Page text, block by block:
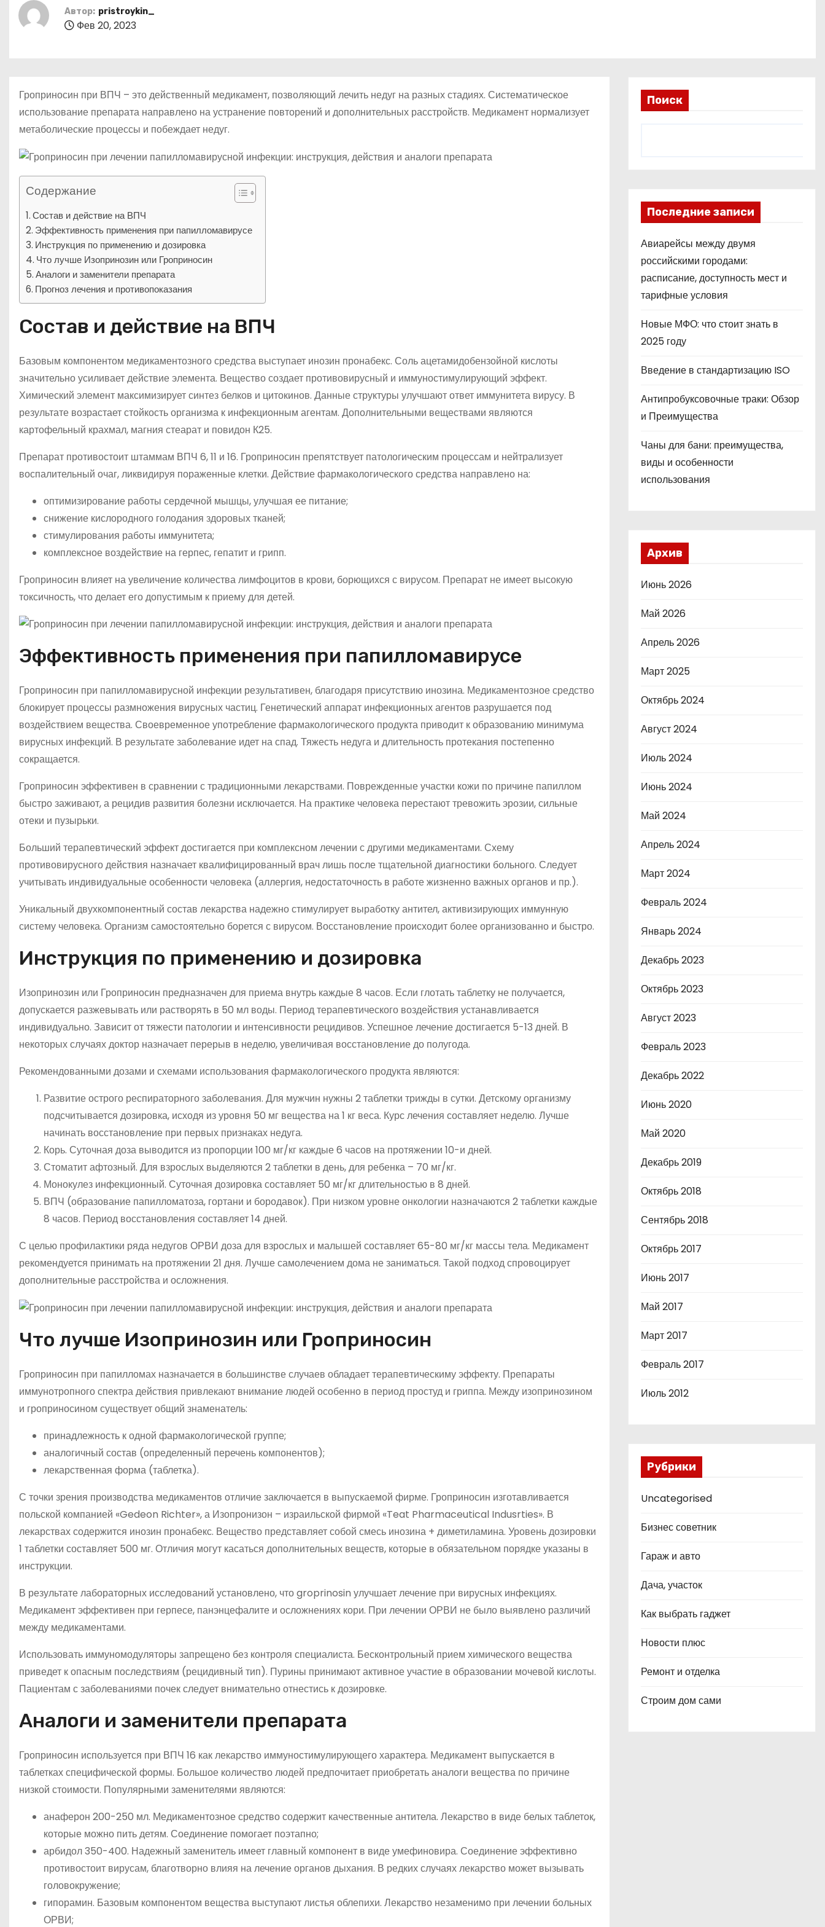
Автор: pristroykin_
Фев 20, 2023
Гроприносин при ВПЧ – это действенный медикамент, позволяющий лечить недуг на разных стадиях. Систематическое
использование препарата направлено на устранение повторений и дополнительных расстройств. Медикамент нормализует
метаболические процессы и побеждает недуг.
Содержание
Состав и действие на ВПЧ
Эффективность применения при папилломавирусе
Инструкция по применению и дозировка
Что лучше Изопринозин или Гроприносин
Аналоги и заменители препарата
Прогноз лечения и противопоказания
Состав и действие на ВПЧ
Базовым компонентом медикаментозного средства выступает инозин пронабекс. Соль ацетамидобензойной кислоты
значительно усиливает действие элемента. Вещество создает противовирусный и иммуностимулирующий эффект.
Химический элемент максимизирует синтез белков и цитокинов. Данные структуры улучшают ответ иммунитета вирусу. В
результате возрастает стойкость организма к инфекционным агентам. Дополнительными веществами являются
картофельный крахмал, магния стеарат и повидон К25.
Препарат противостоит штаммам ВПЧ 6, 11 и 16. Гроприносин препятствует патологическим процессам и нейтрализует
воспалительный очаг, ликвидируя пораженные клетки. Действие фармакологического средства направлено на:
оптимизирование работы сердечной мышцы, улучшая ее питание;
снижение кислородного голодания здоровых тканей;
стимулирования работы иммунитета;
комплексное воздействие на герпес, гепатит и грипп.
Гроприносин влияет на увеличение количества лимфоцитов в крови, борющихся с вирусом. Препарат не имеет высокую
токсичность, что делает его допустимым к приему для детей.
Эффективность применения при папилломавирусе
Гроприносин при папилломавирусной инфекции результативен, благодаря присутствию инозина. Медикаментозное средство
блокирует процессы размножения вирусных частиц. Генетический аппарат инфекционных агентов разрушается под
воздействием вещества. Своевременное употребление фармакологического продукта приводит к образованию минимума
вирусных инфекций. В результате заболевание идет на спад. Тяжесть недуга и длительность протекания постепенно
сокращается.
Гроприносин эффективен в сравнении с традиционными лекарствами. Поврежденные участки кожи по причине папиллом
быстро заживают, а рецидив развития болезни исключается. На практике человека перестают тревожить эрозии, сильные
отеки и пузырьки.
Больший терапевтический эффект достигается при комплексном лечении с другими медикаментами. Схему
противовирусного действия назначает квалифицированный врач лишь после тщательной диагностики больного. Следует
учитывать индивидуальные особенности человека (аллергия, недостаточность в работе жизненно важных органов и пр.).
Уникальный двухкомпонентный состав лекарства надежно стимулирует выработку антител, активизирующих иммунную
систему человека. Организм самостоятельно борется с вирусом. Восстановление происходит более организованно и быстро.
Инструкция по применению и дозировка
Изопринозин или Гроприносин предназначен для приема внутрь каждые 8 часов. Если глотать таблетку не получается,
допускается разжевывать или растворять в 50 мл воды. Период терапевтического воздействия устанавливается
индивидуально. Зависит от тяжести патологии и интенсивности рецидивов. Успешное лечение достигается 5-13 дней. В
некоторых случаях доктор назначает перерыв в неделю, увеличивая восстановление до полугода.
Рекомендованными дозами и схемами использования фармакологического продукта являются:
Развитие острого респираторного заболевания. Для мужчин нужны 2 таблетки трижды в сутки. Детскому организму
подсчитывается дозировка, исходя из уровня 50 мг вещества на 1 кг веса. Курс лечения составляет неделю. Лучше
начинать восстановление при первых признаках недуга.
Корь. Суточная доза выводится из пропорции 100 мг/кг каждые 6 часов на протяжении 10-и дней.
Стоматит афтозный. Для взрослых выделяются 2 таблетки в день, для ребенка – 70 мг/кг.
Монокулез инфекционный. Суточная дозировка составляет 50 мг/кг длительностью в 8 дней.
ВПЧ (образование папилломатоза, гортани и бородавок). При низком уровне онкологии назначаются 2 таблетки каждые
8 часов. Период восстановления составляет 14 дней.
С целью профилактики ряда недугов ОРВИ доза для взрослых и малышей составляет 65-80 мг/кг массы тела. Медикамент
рекомендуется принимать на протяжении 21 дня. Лучше самолечением дома не заниматься. Такой подход спровоцирует
дополнительные расстройства и осложнения.
Что лучше Изопринозин или Гроприносин
Гроприносин при папилломах назначается в большинстве случаев обладает терапевтическиму эффекту. Препараты
иммунотропного спектра действия привлекают внимание людей особенно в период простуд и гриппа. Между изопринозином
и гроприносином существует общий знаменатель:
принадлежность к одной фармакологической группе;
аналогичный состав (определенный перечень компонентов);
лекарственная форма (таблетка).
С точки зрения производства медикаментов отличие заключается в выпускаемой фирме. Гроприносин изготавливается
польской компанией «Gedeon Richter», а Изопронизон – израильской фирмой «Teat Pharmaceutical Indusrties». В
лекарствах содержится инозин пронабекс. Вещество представляет собой смесь инозина + диметиламина. Уровень дозировки
1 таблетки составляет 500 мг. Отличия могут касаться дополнительных веществ, которые в обязательном порядке указаны в
инструкции.
В результате лабораторных исследований установлено, что groprinosin улучшает лечение при вирусных инфекциях.
Медикамент эффективен при герпесе, панэнцефалите и осложнениях кори. При лечении ОРВИ не было выявлено различий
между медикаментами.
Использовать иммуномодуляторы запрещено без контроля специалиста. Бесконтрольный прием химического вещества
приведет к опасным последствиям (рецидивный тип). Пурины принимают активное участие в образовании мочевой кислоты.
Пациентам с заболеваниями почек следует внимательно отнестись к дозировке.
Аналоги и заменители препарата
Гроприносин используется при ВПЧ 16 как лекарство иммуностимулирующего характера. Медикамент выпускается в
таблетках специфической формы. Большое количество людей предпочитает приобретать аналоги вещества по причине
низкой стоимости. Популярными заменителями являются:
анаферон 200-250 мл. Медикаментозное средство содержит качественные антитела. Лекарство в виде белых таблеток,
которые можно пить детям. Соединение помогает поэтапно;
арбидол 350-400. Надежный заменитель имеет главный компонент в виде умефиновира. Соединение эффективно
противостоит вирусам, благотворно влияя на лечение органов дыхания. В редких случаях лекарство может вызывать
головокружение;
гипорамин. Базовым компонентом вещества выступают листья облепихи. Лекарство незаменимо при лечении больных
ОРВИ;
Поиск
Последние записи
Авиарейсы между двумя
российскими городами:
расписание, доступность мест и
тарифные условия
Новые МФО: что стоит знать в
2025 году
Введение в стандартизацию ISO
Антипробуксовочные траки: Обзор
и Преимущества
Чаны для бани: преимущества,
виды и особенности
использования
Архив
Июнь 2026
Май 2026
Апрель 2026
Март 2025
Октябрь 2024
Август 2024
Июль 2024
Июнь 2024
Май 2024
Апрель 2024
Март 2024
Февраль 2024
Январь 2024
Декабрь 2023
Октябрь 2023
Август 2023
Февраль 2023
Декабрь 2022
Июнь 2020
Май 2020
Декабрь 2019
Октябрь 2018
Сентябрь 2018
Октябрь 2017
Июнь 2017
Май 2017
Март 2017
Февраль 2017
Июль 2012
Рубрики
Uncategorised
Бизнес советник
Гараж и авто
Дача, участок
Как выбрать гаджет
Новости плюс
Ремонт и отделка
Строим дом сами